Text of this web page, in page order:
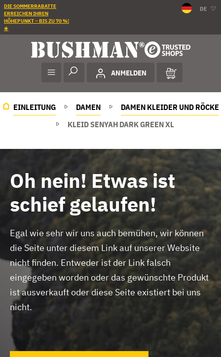
DIE SOMMERRABATTE
ERREICHEN IHREN
HÖHEPUNKT – BIS ZU 70 %!
☀️
DE
ANMELDEN
EINLEITUNG DAMEN
DAMEN KLEIDER UND RÖCKE
KLEID SENYAH DARK GREEN XL
Oh nein! Etwas ist
schief gelaufen!
Egal wie sehr wir uns auch bemühen, wir können
die Seite unter diesem Link auf unserer Website
nicht finden. Entweder ist der Link falsch
eingegeben worden oder das gewünschte Produkt
ist ausverkauft oder diese Seite existiert bei uns
nicht.